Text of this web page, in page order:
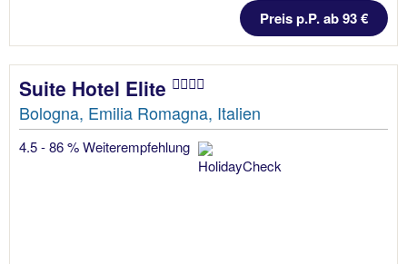
Preis p.P. ab 93 €
Suite Hotel Elite
Bologna, Emilia Romagna, Italien
4.5 - 86 % Weiterempfehlung